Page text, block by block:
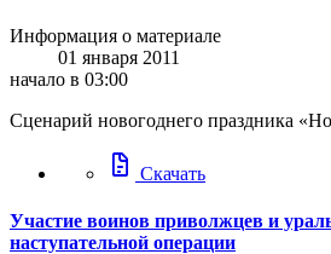
Информация о материале
01 января 2011
начало в 03:00
Cценарий новогоднего праздника
docs Скачать
Участие воинов приволжцев и
наступательной операции